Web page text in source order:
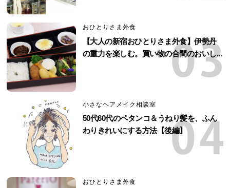
おひとりさま外食
【大人の新宿おひとりさま外食】伊勢丹
の重力を楽しむ。買い物の合間のおいし...
小さなヘアメイク相談室
50代60代のペタンコ＆うねり髪を、ふん
わりきれいにする方法【後編】
おひとりさま外食